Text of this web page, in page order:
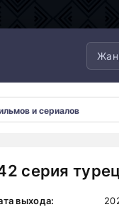
серия
выхода: